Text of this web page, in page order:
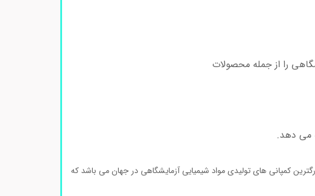
را از جمله محصولات
می دهد.
کمپانی های تولیدی مواد شیمیایی آزمایشگاهی در جهان می باشد که